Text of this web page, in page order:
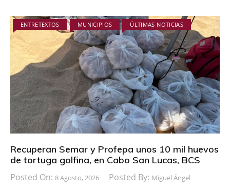
ENTRETEXTOS MUNICIPIOS ÚLTIMAS NOTICIAS
Recuperan Semar y Profepa unos 10 mil huevos
de tortuga golfina, en Cabo San Lucas, BCS
Posted On: 8 Agosto, 2026 Posted By: Miguel Ángel